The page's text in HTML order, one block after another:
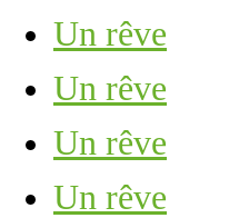
Un rêve
Un rêve
Un rêve
Un rêve